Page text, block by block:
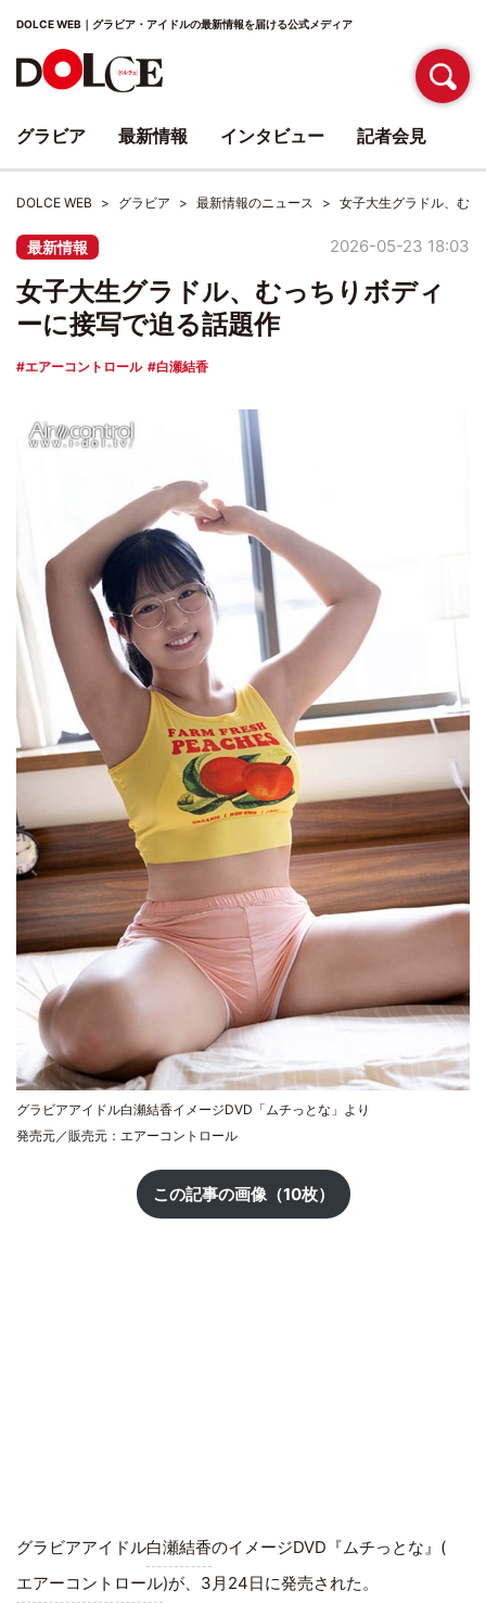
DOLCE WEB｜グラビア・アイドルの最新情報を届ける公式メディア
DOLCE WEB グラビア 最新情報のニュース 女子大生グラドル、む
最新情報 2026-05-23 18:03
女子大生グラドル、むっちりボディ
ーに接写で迫る話題作
エアーコントロール 白瀬結香
グラビアアイドル白瀬結香イメージDVD「ムチっとな」より
発売元／販売元：エアーコントロール
この記事の画像（10枚）
グラビアアイドル白瀬結香のイメージDVD『ムチっとな』(
エアーコントロール)が、3月24日に発売された。
グラビア 最新情報 インタビュー 記者会見